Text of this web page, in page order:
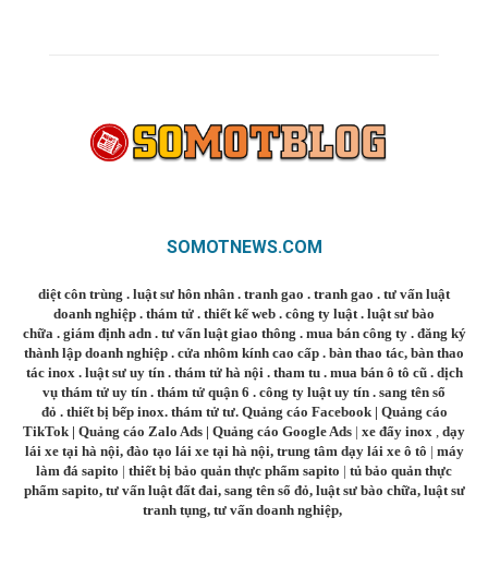
SOMOTNEWS.COM
diệt côn trùng . luật sư hôn nhân . tranh gao . tranh gao . tư vấn luật
doanh nghiệp . thám tử . thiết kế web . công ty luật . luật sư bào
chữa . giám định adn. tư vấn luật giao thông . mua bán công ty. đăng ký
thành lập doanh nghiệp . cửa nhôm kính cao cấp . bàn thao tác, bàn thao
tác inox . luật sư uy tín. thám tử hà nội . tham tu. mua bán ô tô cũ. dịch
vụ thám tử uy tín . thám tử quận 6 . công ty luật uy tín . sang tên sổ
đỏ . thiết bị bếp inox. thám tử tư. Quảng cáo Facebook| Quảng cáo
TikTok | Quảng cáo Zalo Ads | Quảng cáo Google Ads | xe đẩy inox
dạy
lái xe tại hà nội, đào tạo lái xe tại hà nội, trung tâm dạy lái xe ô tô | máy
làm đá sapito | thiết bị bảo quản thực phẩm sapito | tủ bảo quản thực
phẩm sapito, tư vấn luật đất đai, sang tên sổ đỏ, luật sư bào chữa, luật sư
tranh tụng, tư vấn doanh nghiệp,